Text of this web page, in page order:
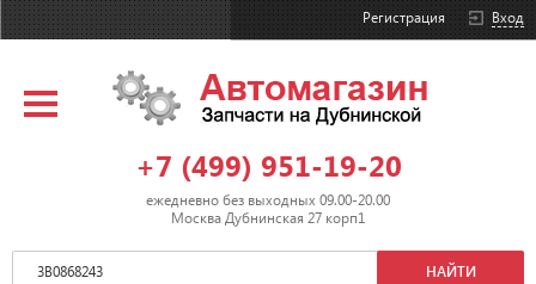
Вход
Регистрация
+7 (499) 951-19-20
ежедневно без выходных 09.00-20.00
Москва Дубнинская 27 корп1